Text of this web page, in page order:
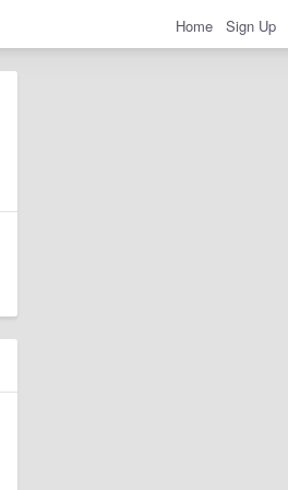
Home Sign Up